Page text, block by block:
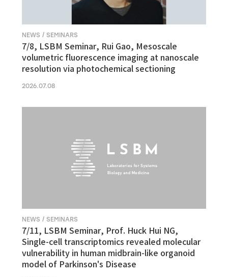
NEWS / SEMINARS
7/8, LSBM Seminar, Rui Gao, Mesoscale
volumetric fluorescence imaging at nanoscale
resolution via photochemical sectioning
2026.07.08
NEWS / SEMINARS
7/11, LSBM Seminar, Prof. Huck Hui NG,
Single-cell transcriptomics revealed molecular
vulnerability in human midbrain-like organoid
model of Parkinson's Disease